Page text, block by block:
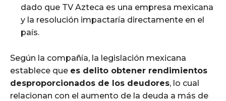
dado que TV Azteca es una empresa mexicana
y la resolución impactaría directamente en el
país.
Según la compañía, la legislación mexicana
establece que es delito obtener rendimientos
desproporcionados de los deudores, lo cual
relacionan con el aumento de la deuda a más de